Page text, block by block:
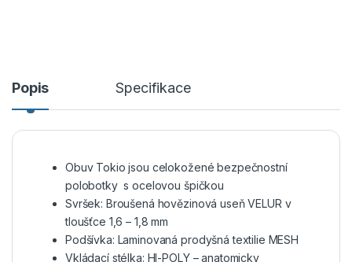
Popis Specifikace
Obuv Tokio jsou celokožené bezpečnostní
polobotky s ocelovou špičkou
Svršek: Broušená hovězinová useň VELUR v
tloušťce 1,6 – 1,8 mm
Podšívka: Laminovaná prodyšná textilie MESH
Vkládací stélka: HI-POLY – anatomicky